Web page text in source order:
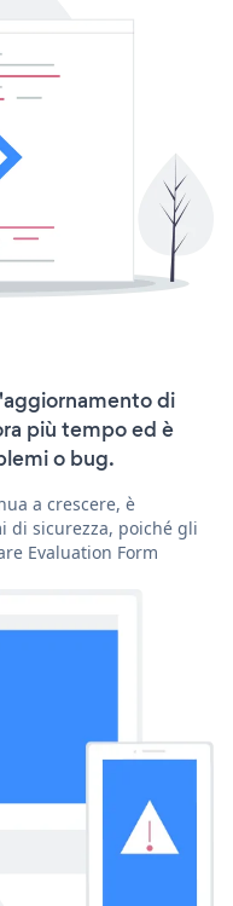
di
più tempo ed è
o bug.
a crescere, è
di sicurezza, poiché gli
Evaluation Form